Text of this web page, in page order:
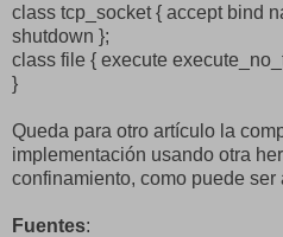
class tcp_socket { accept bind
shutdown };
class file { execute
}
Queda para otro artículo la
implementación usando otra
confinamiento, como puede ser
Fuentes: